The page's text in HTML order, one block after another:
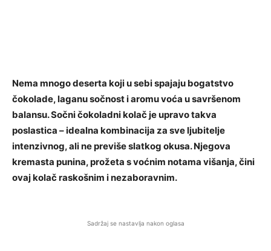
Nema mnogo deserta koji u sebi spajaju bogatstvo
čokolade, laganu sočnost i aromu voća u savršenom
balansu. Sočni čokoladni kolač je upravo takva
poslastica – idealna kombinacija za sve ljubitelje
intenzivnog, ali ne previše slatkog okusa. Njegova
kremasta punina, prožeta s voćnim notama višanja, čini
ovaj kolač raskošnim i nezaboravnim.
Sadržaj se nastavlja nakon oglasa